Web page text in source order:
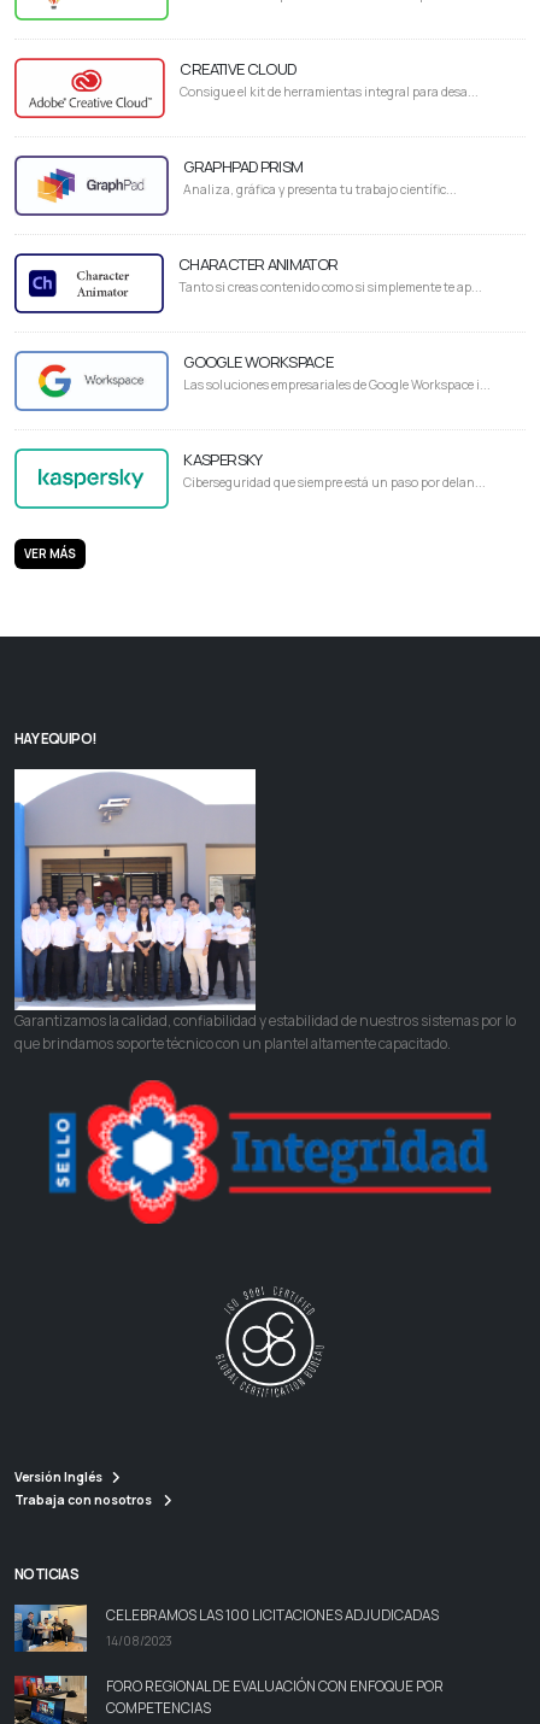
CREATIVE CLOUD
Consigue el kit de herramientas integral para desa...
GRAPHPAD PRISM
Analiza, gráfica y presenta tu trabajo científic...
CHARACTER ANIMATOR
Tanto si creas contenido como si simplemente te ap...
GOOGLE WORKSPACE
Las soluciones empresariales de Google Workspace i...
KASPERSKY
Ciberseguridad que siempre está un paso por delan...
VER MÁS
HAY EQUIPO!
Garantizamos la calidad, confiabilidad y estabilidad de nuestros sistemas por lo
que brindamos soporte técnico con un plantel altamente capacitado.
Versión Inglés
Trabaja con nosotros
NOTICIAS
CELEBRAMOS LAS 100 LICITACIONES ADJUDICADAS
14/08/2023
FORO REGIONAL DE EVALUACIÓN CON ENFOQUE POR
COMPETENCIAS